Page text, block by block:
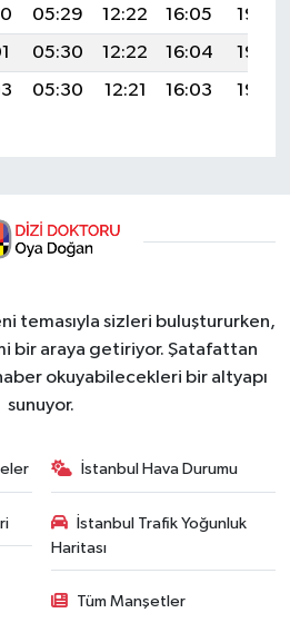
05:29 12:22 16:05
19:05
05:30 12:22 16:04
19:04
05:30 12:21 16:03 19:02
temasıyla sizleri buluştururken,
bir araya getiriyor. Şatafattan
okuyabilecekleri bir altyapı
sunuyor.
İstanbul Hava Durumu
İstanbul Trafik Yoğunluk
Haritası
Tüm Manşetler